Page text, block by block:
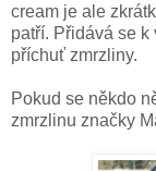
cream je ale
patří. Přidává se
příchuť zmrzliny.
Pokud se někdo
zmrzlinu značky